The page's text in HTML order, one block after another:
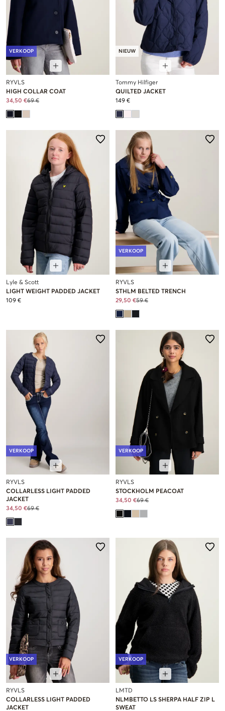
VERKOOP
RYVLS
HIGH COLLAR COAT
34,50 €69 €
NIEUW
Tommy Hilfiger
QUILTED JACKET
149 €
Lyle & Scott
LIGHT WEIGHT PADDED JACKET
109 €
VERKOOP
RYVLS
STHLM BELTED TRENCH
29,50 €59 €
VERKOOP
RYVLS
COLLARLESS LIGHT PADDED
JACKET
34,50 €69 €
VERKOOP
RYVLS
STOCKHOLM PEACOAT
34,50 €69 €
VERKOOP
RYVLS
COLLARLESS LIGHT PADDED
JACKET
VERKOOP
LMTD
NLMBETTO LS SHERPA HALF ZIP L
SWEAT